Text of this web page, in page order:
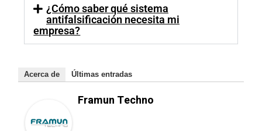
¿Cómo saber qué sistema
antifalsificación necesita mi
empresa?
Acerca de Últimas entradas
Framun Techno